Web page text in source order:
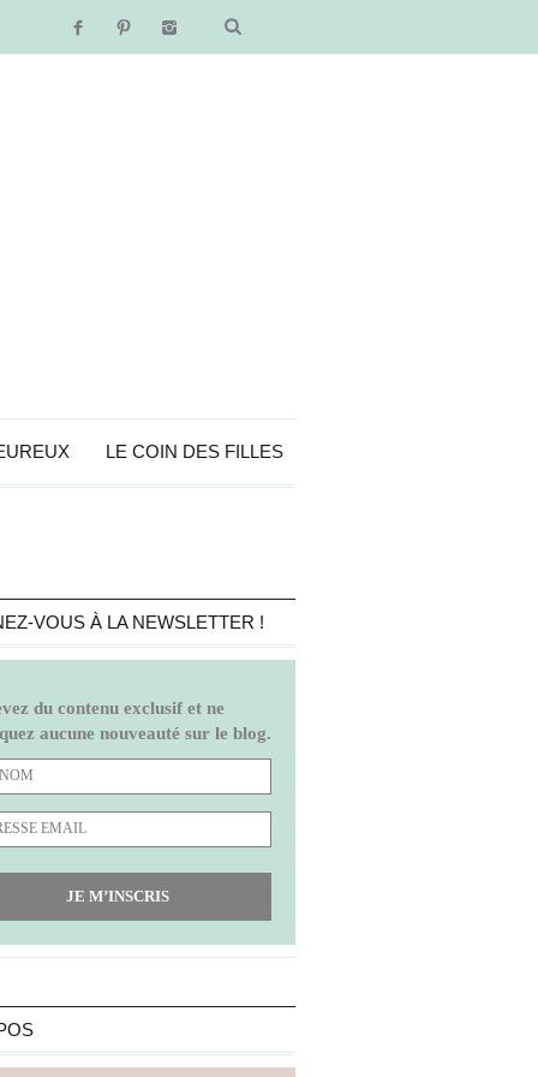
LE COIN DES FILLES
VOUS À LA NEWSLETTER !
du contenu exclusif et ne
aucune nouveauté sur le blog.
JE M’INSCRIS